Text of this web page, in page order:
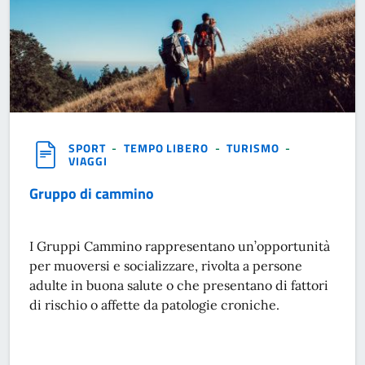
SPORT -TEMPO LIBERO -TURISMO -
VIAGGI
Gruppo di cammino
I Gruppi Cammino rappresentano un’opportunità
per muoversi e socializzare, rivolta a persone
adulte in buona salute o che presentano di fattori
di rischio o affette da patologie croniche.